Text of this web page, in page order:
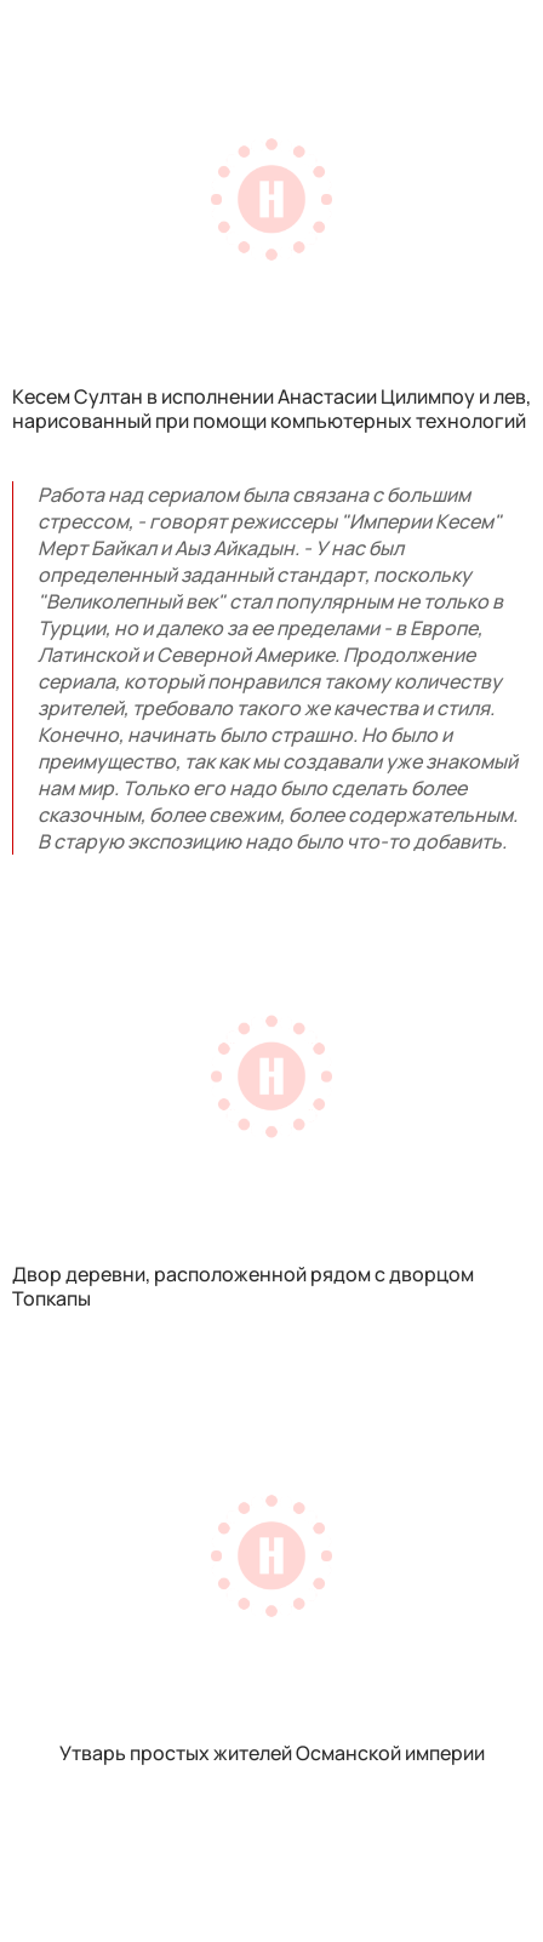
Кесем Султан в исполнении Анастасии Цилимпоу и лев,
нарисованный при помощи компьютерных технологий
Работа над сериалом была связана с большим
стрессом, - говорят режиссеры "Империи Кесем"
Мерт Байкал и Аыз Айкадын. - У нас был
определенный заданный стандарт, поскольку
"Великолепный век" стал популярным не только в
Турции, но и далеко за ее пределами - в Европе,
Латинской и Северной Америке. Продолжение
сериала, который понравился такому количеству
зрителей, требовало такого же качества и стиля.
Конечно, начинать было страшно. Но было и
преимущество, так как мы создавали уже знакомый
нам мир. Только его надо было сделать более
сказочным, более свежим, более содержательным.
В старую экспозицию надо было что-то добавить.
Двор деревни, расположенной рядом с дворцом
Топкапы
Утварь простых жителей Османской империи